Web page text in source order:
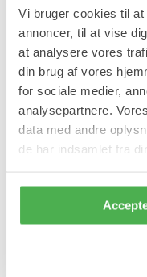
Vi bruger cookies til
annoncer, til at vise
at analysere vores
din brug af vores
for sociale medier,
analysepartnere.
data med andre
de har indsamlet fra
Gel universal beskytter
Fordele:
Virker
løb.
Indhold:
Materiale